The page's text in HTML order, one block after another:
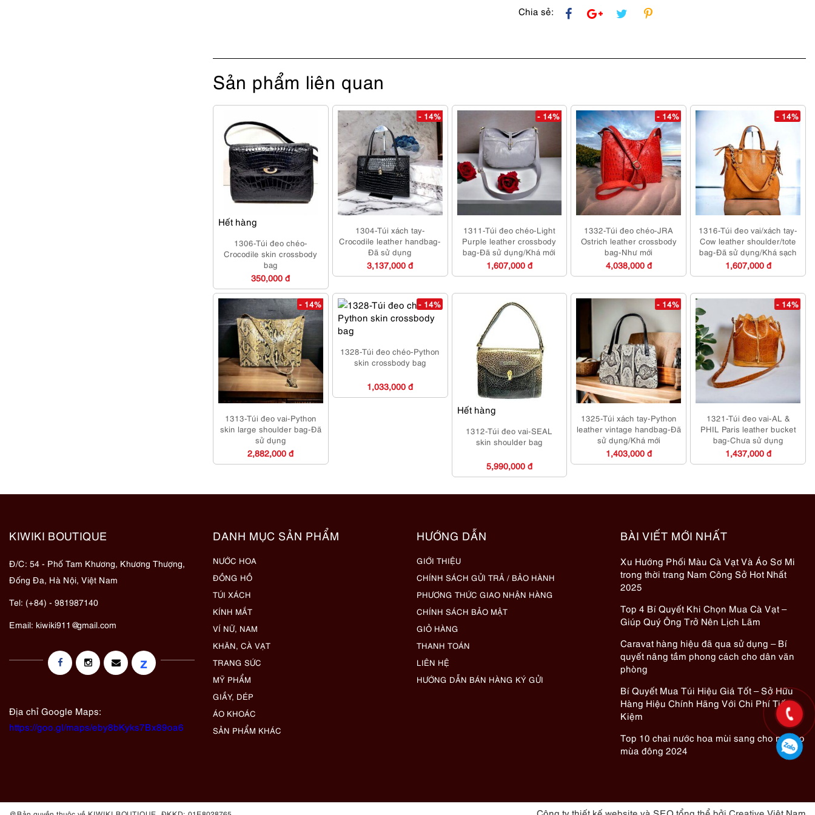
số
Chia sẻ:
Sản phẩm liên quan
Hết hàng
1306-Túi đeo chéo-
Crocodile skin crossbody
bag
350,000 đ
- 14%
1304-Túi xách tay-
Crocodile leather handbag-
Đã sử dụng
3,137,000 đ
- 14%
1311-Túi đeo chéo-Light
Purple leather crossbody
bag-Đã sử dụng/Khá mới
1,607,000 đ
- 14%
1332-Túi đeo chéo-JRA
Ostrich leather crossbody
bag-Như mới
4,038,000 đ
- 14%
1316-Túi đeo vai/xách tay-
Cow leather shoulder/tote
bag-Đã sử dụng/Khá sạch
1,607,000 đ
- 14%
1313-Túi đeo vai-Python
skin large shoulder bag-Đã
sử dụng
2,882,000 đ
- 14%
1328-Túi đeo chéo-Python
skin crossbody bag
1,033,000 đ
Hết hàng
1312-Túi đeo vai-SEAL
skin shoulder bag
5,990,000 đ
- 14%
1325-Túi xách tay-Python
leather vintage handbag-Đã
sử dụng/Khá mới
1,403,000 đ
- 14%
1321-Túi đeo vai-AL &
PHIL Paris leather bucket
bag-Chưa sử dụng
1,437,000 đ
KIWIKI BOUTIQUE
Đ/C: 54 - Phố Tam Khương, Khương Thượng,
Đống Đa, Hà Nội, Việt Nam
Tel: (+84) - 981987140
Email: kiwiki911@gmail.com
z
Địa chỉ Google Maps:
https://goo.gl/maps/eby8bKyks7Bx89oa6
DANH MỤC SẢN PHẨM
NƯỚC HOA
ĐỒNG HỒ
TÚI XÁCH
KÍNH MẮT
VÍ NỮ, NAM
KHĂN, CÀ VẠT
TRANG SỨC
MỸ PHẨM
GIẦY, DÉP
ÁO KHOÁC
SẢN PHẨM KHÁC
HƯỚNG DẪN
GIỚI THIỆU
CHÍNH SÁCH GỬI TRẢ / BẢO HÀNH
PHƯƠNG THỨC GIAO NHẬN HÀNG
CHÍNH SÁCH BẢO MẬT
GIỎ HÀNG
THANH TOÁN
LIÊN HỆ
HƯỚNG DẪN BÁN HÀNG KÝ GỬI
BÀI VIẾT MỚI NHẤT
Xu Hướng Phối Màu Cà Vạt Và Áo Sơ Mi
trong thời trang Nam Công Sở Hot Nhất
2025
Top 4 Bí Quyết Khi Chọn Mua Cà Vạt –
Giúp Quý Ông Trở Nên Lịch Lãm
Caravat hàng hiệu đã qua sử dụng – Bí
quyết nâng tầm phong cách cho dân văn
phòng
Bí Quyết Mua Túi Hiệu Giá Tốt – Sở Hữu
Hàng Hiệu Chính Hãng Với Chi Phí Tiết
Kiệm
Top 10 chai nước hoa mùi sang cho nữ cho
mùa đông 2024
Công ty thiết kế website và SEO tổng thể bởi Creative Việt Nam